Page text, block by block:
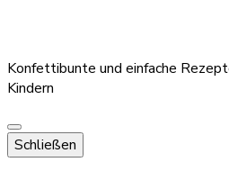
Konfettibunte und einfache
Kindern
Schließen